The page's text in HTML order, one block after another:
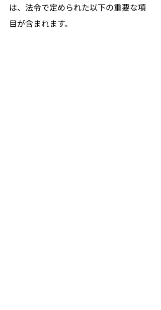
は、法令で定められた以下の重要な項
目が含まれます。